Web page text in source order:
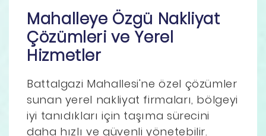
Mahalleye Özgü Nakliyat
Çözümleri ve Yerel
Hizmetler
Battalgazi Mahallesi'ne özel çözümler
sunan yerel nakliyat firmaları, bölgeyi
iyi tanıdıkları için taşıma sürecini
daha hızlı ve güvenli yönetebilir.